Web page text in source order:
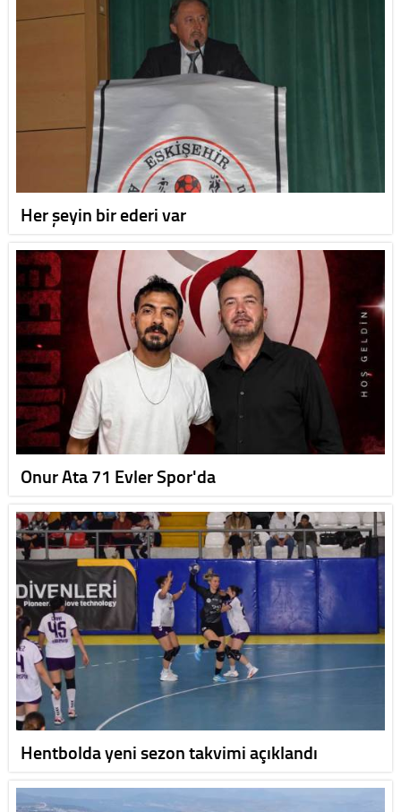
Her şeyin bir ederi var
Onur Ata 71 Evler Spor'da
Hentbolda yeni sezon takvimi açıklandı